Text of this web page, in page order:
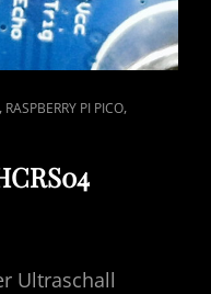
, RASPBERRY PI PICO,
Ultraschall